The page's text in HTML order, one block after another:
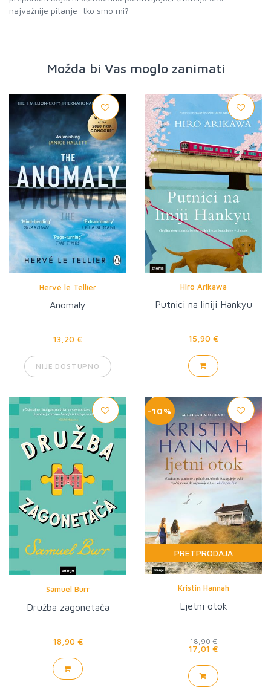
najvažnije pitanje: tko smo mi?
Možda bi Vas moglo zanimati
Hervé le Tellier
Anomaly
13,20 €
NIJE DOSTUPNO
Hiro Arikawa
Putnici na liniji Hankyu
15,90 €
Samuel Burr
Družba zagonetača
18,90 €
-10%
PRETPRODAJA
Kristin Hannah
Ljetni otok
18,90 €
17,01 €